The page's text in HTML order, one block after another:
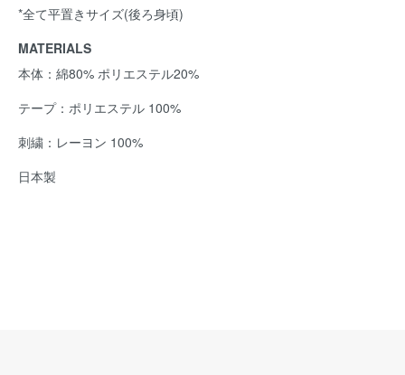
*全て平置きサイズ(後ろ身頃)
MATERIALS
本体：綿80% ポリエステル20%
テープ：ポリエステル 100%
刺繍：レーヨン 100%
日本製